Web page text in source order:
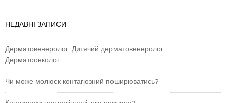
НЕДАВНІ ЗАПИСИ
Дерматовенеролог. Дитячий дерматовенеролог.
Дерматоонколог.
Чи може молюск контагіозний поширюватись?